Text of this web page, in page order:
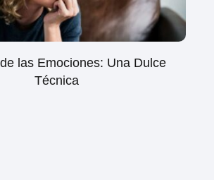
las Emociones: Una Dulce
Técnica